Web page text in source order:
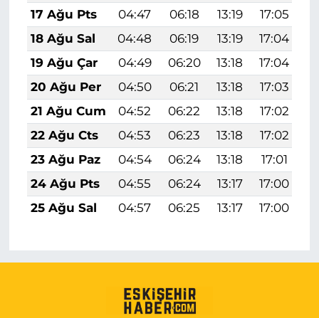
17 Ağu Pts
04:47 06:18 13:19 17:05
18 Ağu Sal
04:48 06:19 13:19 17:04
19 Ağu Çar
04:49 06:20 13:18 17:04
20 Ağu Per
04:50 06:21 13:18 17:03
21 Ağu Cum
04:52 06:22 13:18 17:02
22 Ağu Cts
04:53 06:23 13:18 17:02
23 Ağu Paz
04:54 06:24 13:18 17:01
24 Ağu Pts
04:55 06:24 13:17 17:00
25 Ağu Sal
04:57 06:25 13:17 17:00